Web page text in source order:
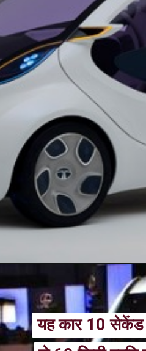
यह कार 10 सेकेंड
यह कार 10 सेकेंड